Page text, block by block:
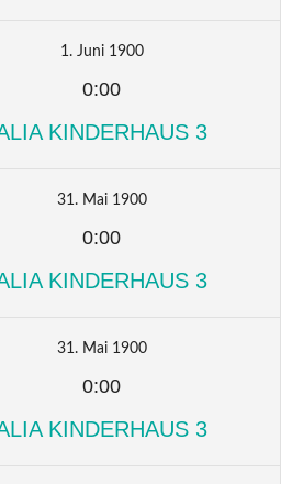
1. Juni 1900
0:00
KINDERHAUS 3
31. Mai 1900
0:00
KINDERHAUS 3
31. Mai 1900
0:00
KINDERHAUS 3